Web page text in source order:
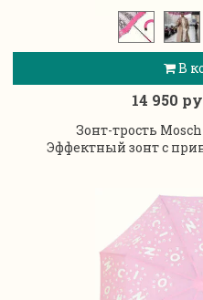
В
14 950
Зонт-трость
Эффектный зонт с